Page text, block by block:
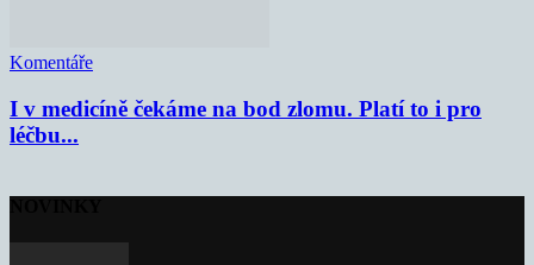
Komentáře
I v medicíně čekáme na bod zlomu. Platí to i pro
léčbu...